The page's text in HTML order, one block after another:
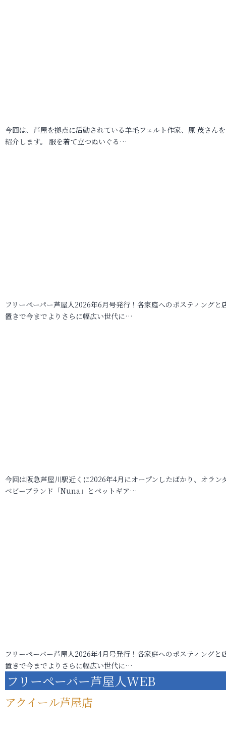
今回は、芦屋を拠点に活動されている羊毛フェルト作家、原 茂さん
紹介します。 服を着て立つぬいぐる…
フリーペーパー芦屋人2026年6月号発行！各家庭へのポスティングと
置きで今までよりさらに幅広い世代に…
今回は阪急芦屋川駅近くに2026年4月にオープンしたばかり、オラン
ベビーブランド「Nuna」とペットギア…
フリーペーパー芦屋人2026年4月号発行！各家庭へのポスティングと
置きで今までよりさらに幅広い世代に…
フリーペーパー芦屋人WEB
アクイール芦屋店